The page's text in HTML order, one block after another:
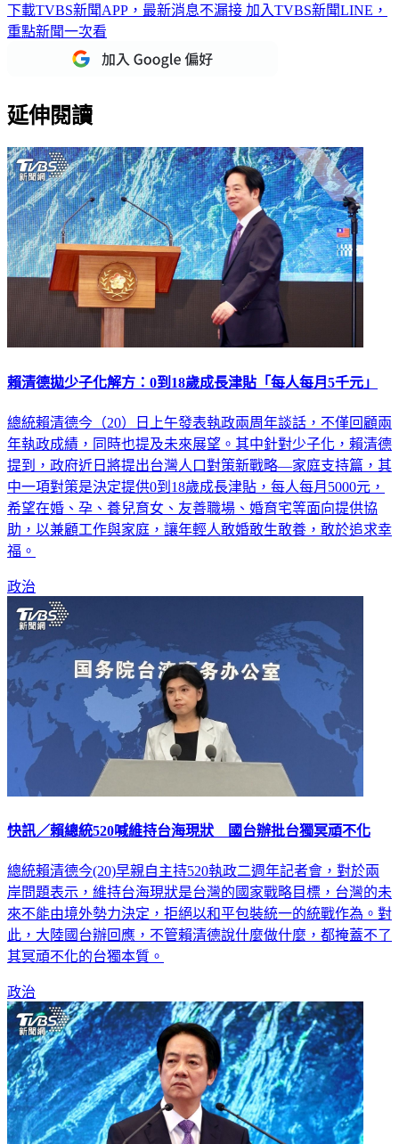
下載TVBS新聞APP，最新消息不漏接 加入TVBS新聞LINE，
重點新聞一次看
延伸閱讀
賴清德拋少子化解方：0到18歲成長津貼「每人每月5千元」
總統賴清德今（20）日上午發表執政兩周年談話，不僅回顧兩
年執政成績，同時也提及未來展望。其中針對少子化，賴清德
提到，政府近日將提出台灣人口對策新戰略—家庭支持篇，其
中一項對策是決定提供0到18歲成長津貼，每人每月5000元，
希望在婚、孕、養兒育女、友善職場、婚育宅等面向提供協
助，以兼顧工作與家庭，讓年輕人敢婚敢生敢養，敢於追求幸
福。
政治
快訊／賴總統520喊維持台海現狀 國台辦批台獨冥頑不化
總統賴清德今(20)早親自主持520執政二週年記者會，對於兩
岸問題表示，維持台海現狀是台灣的國家戰略目標，台灣的未
來不能由境外勢力決定，拒絕以和平包裝統一的統戰作為。對
此，大陸國台辦回應，不管賴清德說什麼做什麼，都掩蓋不了
其冥頑不化的台獨本質。
政治